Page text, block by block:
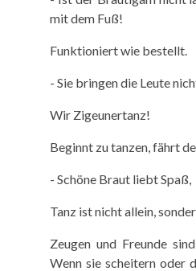
mit dem Fuß!
Funktioniert wie bestellt.
- Sie bringen die Leute
Wir Zigeunertanz!
Beginnt zu tanzen, fährt
- Schöne Braut liebt Spaß,
Tanz ist nicht allein,
Zeugen und Freunde
Wenn sie scheitern oder